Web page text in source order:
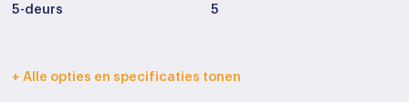
5-deurs 5
Interieurkleur
+ Alle opties en specificaties tonen